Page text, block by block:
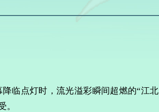
临点灯时，流光溢彩瞬间超燃的“江北
。